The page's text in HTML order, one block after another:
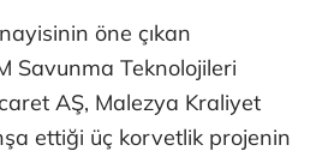
öne çıkan
Savunma Teknolojileri
AŞ, Malezya Kraliyet
ettiği üç korvetlik projenin